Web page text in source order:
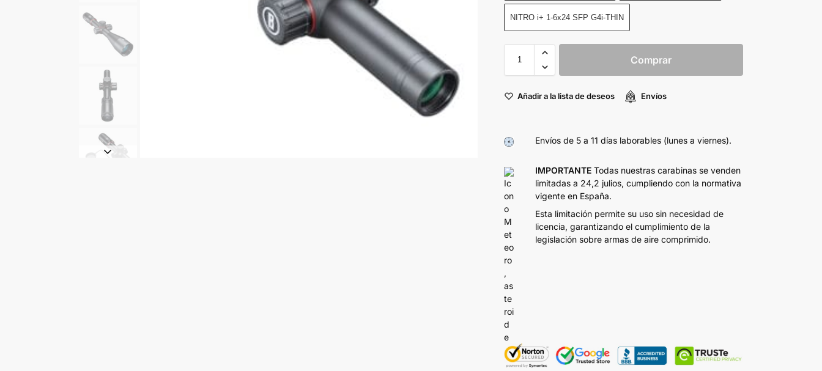
NITRO i+ 1-6x24 SFP G4i-THIN
Comprar
Añadir a la lista de deseos Envíos
Envíos de 5 a 11 días laborables (lunes a viernes).
IMPORTANTE Todas nuestras carabinas se venden
limitadas a 24,2 julios, cumpliendo con la normativa
vigente en España.
Esta limitación permite su uso sin necesidad de
licencia, garantizando el cumplimiento de la
legislación sobre armas de aire comprimido.